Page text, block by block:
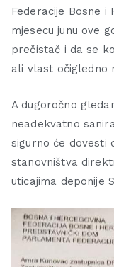
Federacije Bosne i
mjesecu junu ove
prečistač i da se
ali vlast očigledno
A dugoročno
neadekvatno
sigurno će dovesti
stanovništva
uticajima deponije